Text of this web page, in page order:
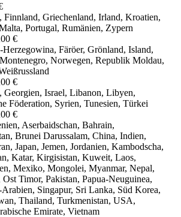
Finnland, Griechenland, Irland, Kroatien,
Portugal, Rumänien, Zypern
€
Färöer, Grönland, Island,
Norwegen, Republik Moldau,
€
Georgien, Israel, Libanon, Libyen,
Föderation, Syrien, Tunesien, Türkei
€
Aserbaidschan, Bahrain,
Brunei Darussalam, China, Indien,
Japan, Jemen, Jordanien, Kambodscha,
Katar, Kirgisistan, Kuweit, Laos,
Mexiko, Mongolei, Myanmar, Nepal,
Timor, Pakistan, Papua-Neuguinea,
Singapur, Sri Lanka, Süd Korea,
Thailand, Turkmenistan, USA,
Emirate, Vietnam